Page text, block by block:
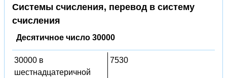
Системы счисления, перевод в систему
счисления
Десятичное число 30000
30000 в
шестнадцатеричной
7530